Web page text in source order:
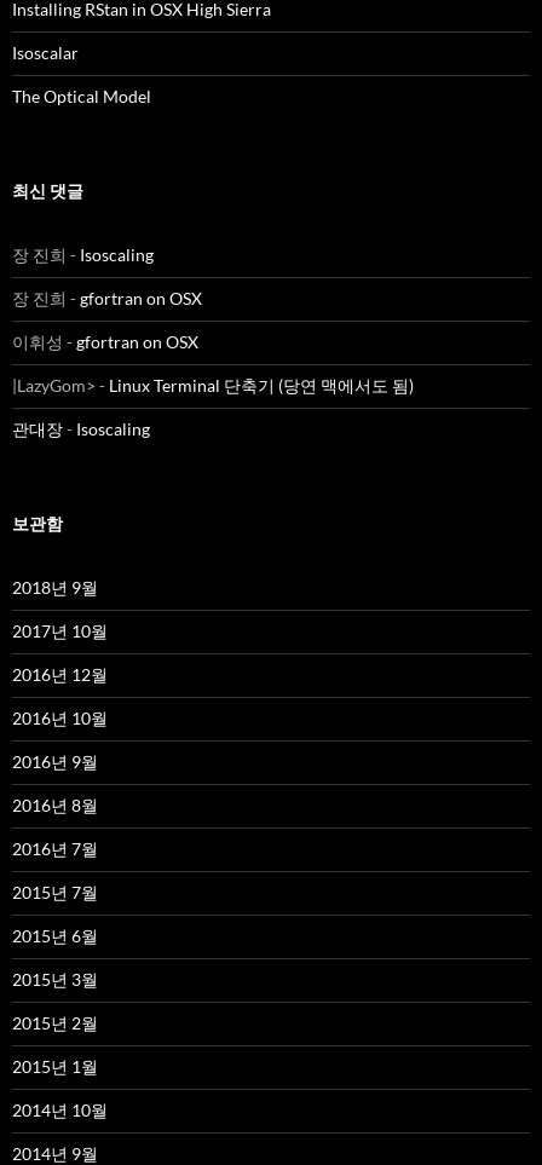
Installing RStan in OSX High Sierra
Isoscalar
The Optical Model
최신 댓글
장 진희 - Isoscaling
장 진희 -gfortran on OSX
이휘성 -gfortran on OSX
|LazyGom> - Linux Terminal 단축기 (당연 맥에서도 됨)
관대장- Isoscaling
보관함
2018년 9월
2017년 10월
2016년 12월
2016년 10월
2016년 9월
2016년 8월
2016년 7월
2015년 7월
2015년 6월
2015년 3월
2015년 2월
2015년 1월
2014년 10월
2014년 9월